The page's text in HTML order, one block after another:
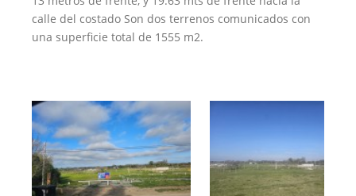
calle del costado Son dos terrenos comunicados con
una superficie total de 1555 m2.